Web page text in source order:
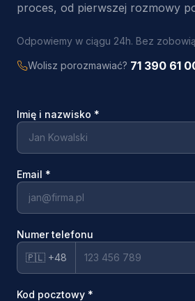
proces, od pierwszej rozmowy
Odpowiemy w ciągu 24h. Bez
Wolisz porozmawiać? 71 390 61
Imię i nazwisko *
Email *
Numer telefonu
🇵🇱 +48
Kod pocztowy *